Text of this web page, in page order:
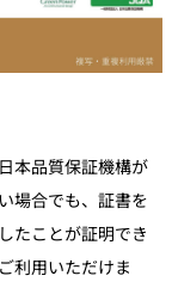
本品質保証機構が
場合でも、証書を
たことが証明でき
利用いただけま